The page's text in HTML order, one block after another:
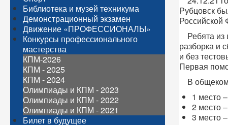
Библиотека и музей техникума
Демонстрационный экзамен
Движение «ПРОФЕССИОНАЛЫ»
Конкурсы профессионального
мастерства
КПМ-2026
КПМ - 2025
КПМ - 2024
Олимпиады и КПМ - 2023
Олимпиады и КПМ - 2022
Олимпиады и КПМ - 2021
Билет в будущее
Рубцовск
Российской
Ребята из
разборка и
и без
Первая
В
1 место
2 место
3 место